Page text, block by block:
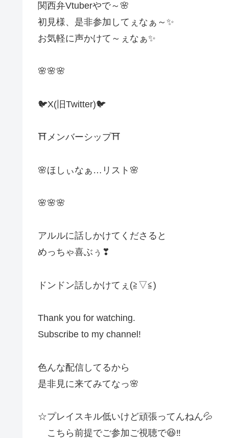
関西弁Vtuberやで～🌸
初見様、是非参加してぇなぁ～✨
お気軽に声かけて～ぇなぁ✨
🌸🌸🌸
🐦X(旧Twitter)🐦
⛩️メンバーシップ⛩️
🌸ほしぃなぁ…リスト🌸
🌸🌸🌸
アルルに話しかけてくださると
めっちゃ喜ぶぅ❣
ドンドン話しかけてぇ(≧▽≦)
Thank you for watching.
Subscribe to my channel!
色んな配信してるから
是非見に来てみてなっ🌸
☆プレイスキル低いけど頑張ってんねん💦
こちら前提でご参加ご視聴で😆‼️